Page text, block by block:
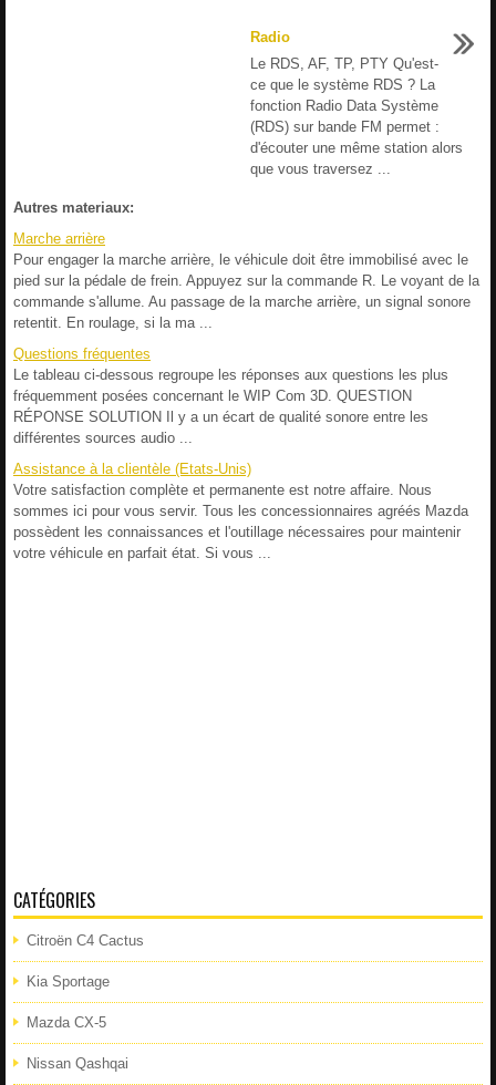
Radio
Le RDS, AF, TP, PTY Qu'est-
ce que le système RDS ? La
fonction Radio Data Système
(RDS) sur bande FM permet :
d'écouter une même station alors
que vous traversez ...
Autres materiaux:
Marche arrière
Pour engager la marche arrière, le véhicule doit être immobilisé avec le
pied sur la pédale de frein. Appuyez sur la commande R. Le voyant de la
commande s'allume. Au passage de la marche arrière, un signal sonore
retentit. En roulage, si la ma ...
Questions fréquentes
Le tableau ci-dessous regroupe les réponses aux questions les plus
fréquemment posées concernant le WIP Com 3D. QUESTION
RÉPONSE SOLUTION Il y a un écart de qualité sonore entre les
différentes sources audio ...
Assistance à la clientèle (Etats-Unis)
Votre satisfaction complète et permanente est notre affaire. Nous
sommes ici pour vous servir. Tous les concessionnaires agréés Mazda
possèdent les connaissances et l'outillage nécessaires pour maintenir
votre véhicule en parfait état. Si vous ...
CATÉGORIES
Citroën C4 Cactus
Kia Sportage
Mazda CX-5
Nissan Qashqai